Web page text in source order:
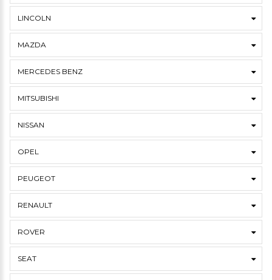
LINCOLN
MAZDA
MERCEDES BENZ
MITSUBISHI
NISSAN
OPEL
PEUGEOT
RENAULT
ROVER
SEAT